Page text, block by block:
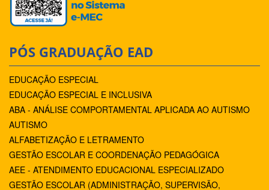
PÓS GRADUAÇÃO EAD
EDUCAÇÃO ESPECIAL
EDUCAÇÃO ESPECIAL E INCLUSIVA
ABA - ANÁLISE COMPORTAMENTAL APLICADA AO AUTISMO
AUTISMO
ALFABETIZAÇÃO E LETRAMENTO
GESTÃO ESCOLAR E COORDENAÇÃO PEDAGÓGICA
AEE - ATENDIMENTO EDUCACIONAL ESPECIALIZADO
GESTÃO ESCOLAR (ADMINISTRAÇÃO, SUPERVISÃO,